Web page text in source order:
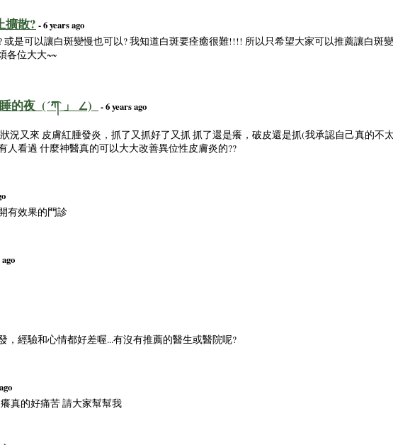
擴散? - 6 years ago
是可以讓白斑變慢也可以? 我知道白斑要痊癒很難!!!! 所以只希望大家可以推薦讓白斑
各位大大~~
的夜_(´ཀ`」 ∠)_ - 6 years ago
況又來 皮膚紅腫發炎，抓了又抓好了又抓 抓了還是癢，破皮還是抓(我承認自己真的不
人看過 什麼神醫真的可以大大改善異位性皮膚炎的??
有效果的門診
，經驗和心情都好差喔...有沒有推薦的醫生或醫院呢?
真的好痛苦 請大家幫幫我